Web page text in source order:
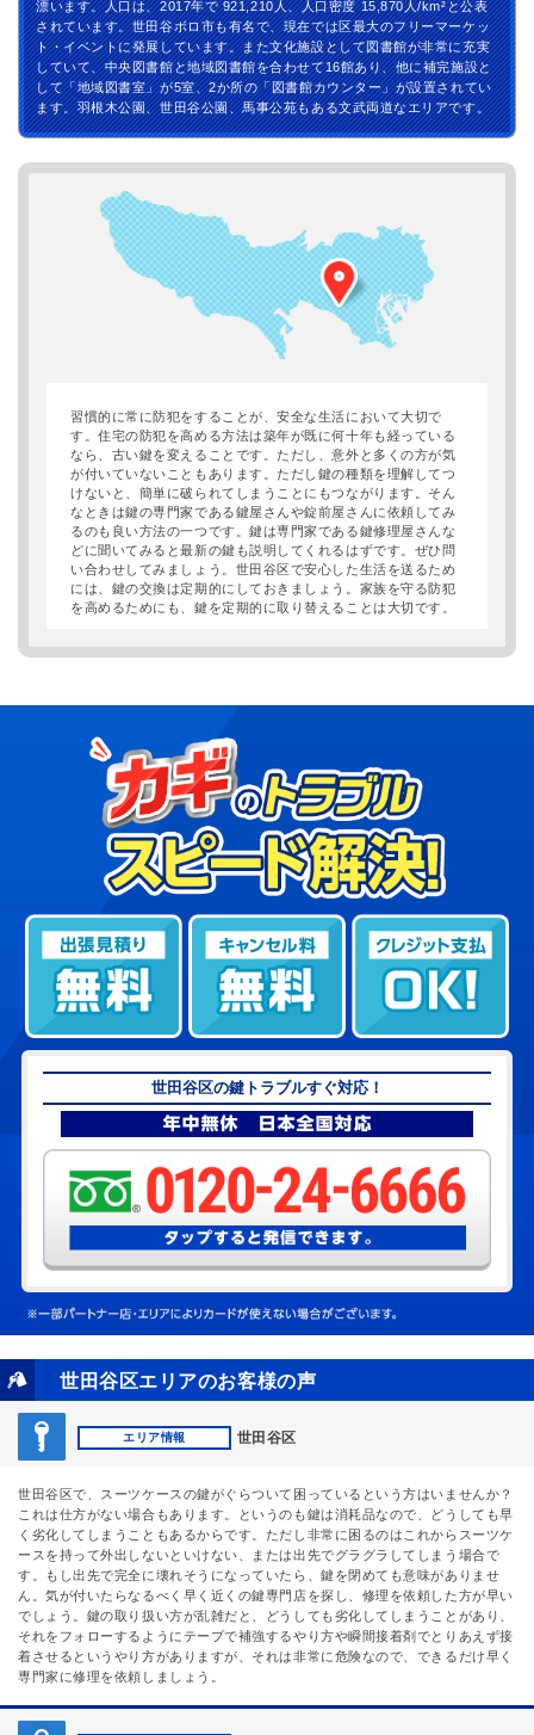
漂います。人口は、2017年で 921,210人、人口密度 15,870人/km²と公表
されています。世田谷ボロ市も有名で、現在では区最大のフリーマーケッ
ト・イベントに発展しています。また文化施設として図書館が非常に充実
していて、中央図書館と地域図書館を合わせて16館あり、他に補完施設と
して「地域図書室」が5室、2か所の「図書館カウンター」が設置されてい
ます。羽根木公園、世田谷公園、馬事公苑もある文武両道なエリアです。
習慣的に常に防犯をすることが、安全な生活において大切で
す。住宅の防犯を高める方法は築年が既に何十年も経っている
なら、古い鍵を変えることです。ただし、意外と多くの方が気
が付いていないこともあります。ただし鍵の種類を理解してつ
けないと、簡単に破られてしまうことにもつながります。そん
なときは鍵の専門家である鍵屋さんや錠前屋さんに依頼してみ
るのも良い方法の一つです。鍵は専門家である鍵修理屋さんな
どに聞いてみると最新の鍵も説明してくれるはずです。ぜひ問
い合わせしてみましょう。世田谷区で安心した生活を送るため
には、鍵の交換は定期的にしておきましょう。家族を守る防犯
を高めるためにも、鍵を定期的に取り替えることは大切です。
世田谷区の鍵トラブルすぐ対応！
世田谷区エリアのお客様の声
エリア情報 世田谷区
世田谷区で、スーツケースの鍵がぐらついて困っているという方はいませんか？
これは仕方がない場合もあります。というのも鍵は消耗品なので、どうしても早
く劣化してしまうこともあるからです。ただし非常に困るのはこれからスーツケ
ースを持って外出しないといけない、または出先でグラグラしてしまう場合で
す。もし出先で完全に壊れそうになっていたら、鍵を閉めても意味がありませ
ん。気が付いたらなるべく早く近くの鍵専門店を探し、修理を依頼した方が早い
でしょう。鍵の取り扱い方が乱雑だと、どうしても劣化してしまうことがあり、
それをフォローするようにテープで補強するやり方や瞬間接着剤でとりあえず接
着させるというやり方がありますが、それは非常に危険なので、できるだけ早く
専門家に修理を依頼しましょう。